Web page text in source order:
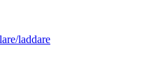
laddare